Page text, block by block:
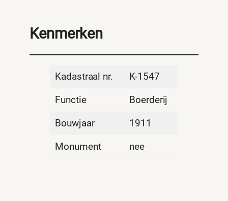
Kenmerken
Kadastraal nr. K-1547
Functie Boerderij
Bouwjaar 1911
Monument nee